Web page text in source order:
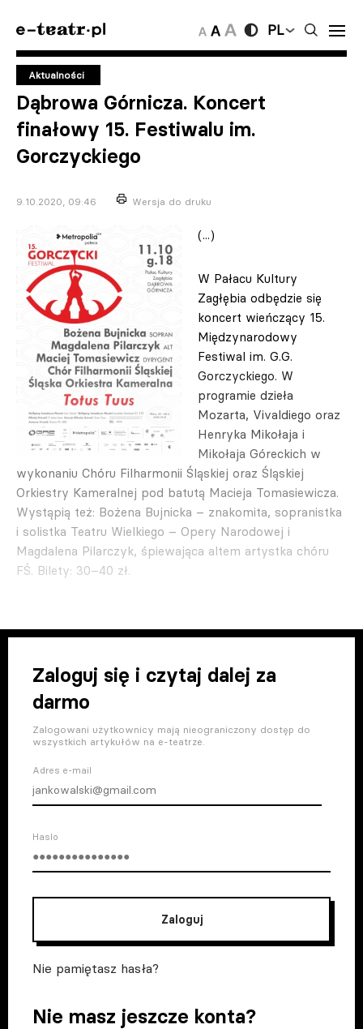
PL
Aktualności
Dąbrowa Górnicza. Koncert
finałowy 15. Festiwalu im.
Gorczyckiego
9.10.2020, 09:46 Wersja do druku
(...)
W Pałacu Kultury
Zagłębia odbędzie się
koncert wieńczący 15.
Międzynarodowy
Festiwal im. G.G.
Gorczyckiego. W
programie dzieła
Mozarta, Vivaldiego oraz
Henryka Mikołaja i
Mikołaja Góreckich w
wykonaniu Chóru Filharmonii Śląskiej oraz Śląskiej
Orkiestry Kameralnej pod batutą Macieja Tomasiewicza.
Wystąpią też: Bożena Bujnicka – znakomita, sopranistka
i solistka Teatru Wielkiego – Opery Narodowej i
Magdalena Pilarczyk, śpiewająca altem artystka chóru
FŚ. Bilety: 30–40 zł.
Zaloguj się i czytaj dalej za
darmo
Zalogowani użytkownicy mają nieograniczony dostęp do
wszystkich artykułów na e-teatrze.
Adres e-mail
Haslo
Zaloguj
Nie pamiętasz hasła?
Nie masz jeszcze konta?